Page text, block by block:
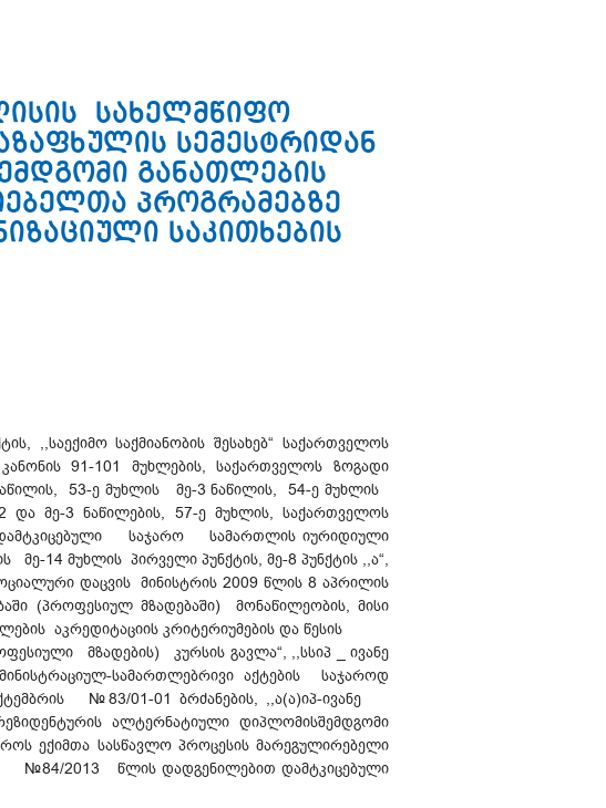
სახელმწიფო
სემესტრიდან
განათლების
პროგრამებზე
საკითხების
,,საექიმო საქმიანობის შესახებ“ საქართველოს
91-101 მუხლების, საქართველოს ზოგადი
53-ე მუხლის მე-3 ნაწილის, 54-ე მუხლის
მე-3 ნაწილების, 57-ე მუხლის, საქართველოს
დამტკიცებული საჯარო სამართლის იურიდიული
14 მუხლის პირველი პუნქტის, მე-8 პუნქტის ,,ა“,
დაცვის მინისტრის 2009 წლის 8 აპრილის
(პროფესიულ მზადებაში) მონაწილეობის, მისი
აკრედიტაციის კრიტერიუმების და წესის
მზადების) კურსის გავლა“, ,,სსიპ _ ივანე
სამართლებრივი აქტების საჯაროდ
№83/01-01 ბრძანების, ,,ა(ა)იპ-ივანე
ალტერნატიული დიპლომისშემდგომი
ექიმთა სასწავლო პროცესის მარეგულირებელი
2013 წლის დადგენილებით დამტკიცებული